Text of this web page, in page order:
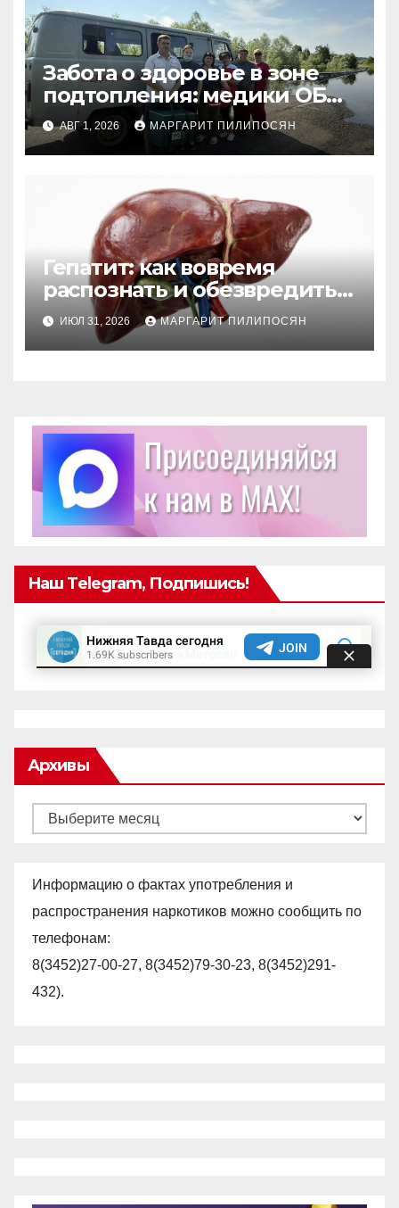
Забота о здоровье в зоне
подтопления: медики ОБ
№15 совершили выезд в
отдаленные поселки
АВГ 1, 2026 МАРГАРИТ ПИЛИПОСЯН
Гепатит: как вовремя
распознать и обезвредить
невидимую угрозу
ИЮЛ 31, 2026 МАРГАРИТ ПИЛИПОСЯН
Наш Telegram, Подпишись!
Архивы
Архивы
Информацию о фактах употребления и
распространения наркотиков можно сообщить по
телефонам:
8(3452)27-00-27, 8(3452)79-30-23, 8(3452)291-
432).